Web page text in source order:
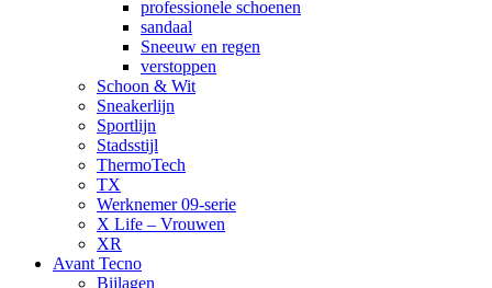
professionele schoenen
sandaal
Sneeuw en regen
verstoppen
Schoon & Wit
Sneakerlijn
Sportlijn
Stadsstijl
ThermoTech
TX
Werknemer 09-serie
X Life – Vrouwen
XR
Avant Tecno
Bijlagen